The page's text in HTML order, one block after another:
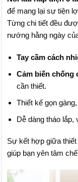
để mang lại sự tiện
Từng chi tiết đều
nướng hằng ngày
Tay cầm cách
Cảm biến chống
cần thiết.
Thiết kế gọn
Dễ dàng tháo
Sự kết hợp giữa
giúp bạn yên tâm